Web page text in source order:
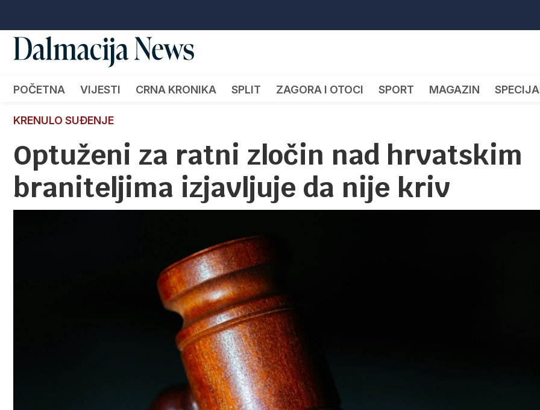
POČETNA VIJESTI CRNA KRONIKA SPLIT ZAGORA I OTOCI SPORT MAGAZIN
KRENULO SUĐENJE
Optuženi za ratni zločin nad hrvatskim
braniteljima izjavljuje da nije kriv